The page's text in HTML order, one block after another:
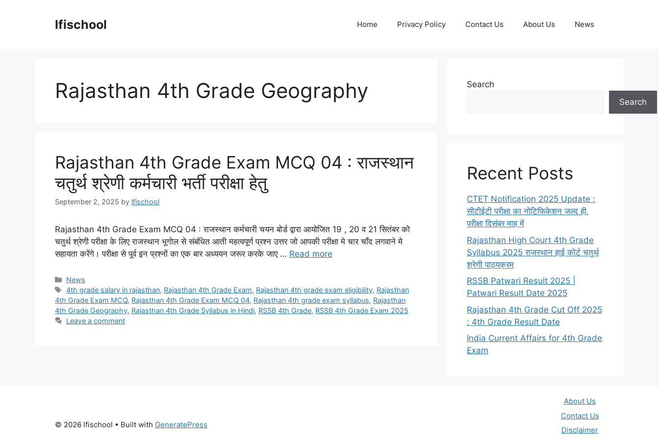
lfischool Home Privacy Policy Contact Us About Us News
Rajasthan 4th Grade Geography
Rajasthan 4th Grade Exam MCQ 04 : राजस्थान
चतुर्थ श्रेणी कर्मचारी भर्ती परीक्षा हेतु
September 2, 2025 by lfischool
Rajasthan 4th Grade Exam MCQ 04 : राजस्थान कर्मचारी चयन बोर्ड द्वारा आयोजित 19 , 20 व 21 सितंबर को
चतुर्थ श्रेणी परीक्षा के लिए राजस्थान भूगोल से संबंधित आती महत्वपूर्ण प्रश्न उत्तर जो आपकी परीक्षा मे चार चाँद लगवाने मे
सहायता करेंगे। परीक्षा से पूर्व इन प्रश्नों का एक बार अध्ययन जरूर करके जाए … Read more
Categories
News
Tags
4th grade salary in rajasthan, Rajasthan 4th Grade Exam, Rajasthan 4th grade exam eligibility, Rajasthan
4th Grade Exam MCQ, Rajasthan 4th Grade Exam MCQ 04, Rajasthan 4th grade exam syllabus, Rajasthan
4th Grade Geography, Rajasthan 4th Grade Syllabus in Hindi, RSSB 4th Grade, RSSB 4th Grade Exam 2025
Leave a comment
Search
Search
Recent Posts
CTET Notification 2025 Update :
सीटीईटी परीक्षा का नोटिफिकेशन जल्द ही,
परीक्षा दिसंबर माह में
Rajasthan High Court 4th Grade
Syllabus 2025 राजस्थान हाई कोर्ट चतुर्थ
श्रेणी पाठ्यक्रम
RSSB Patwari Result 2025 |
Patwari Result Date 2025
Rajasthan 4th Grade Cut Off 2025
: 4th Grade Result Date
India Current Affairs for 4th Grade
Exam
About Us
Contact Us
Disclaimer
© 2026 lfischool • Built with GeneratePress